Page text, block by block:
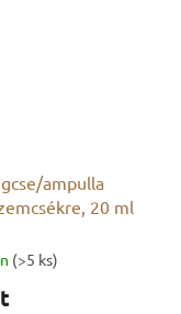
ampulla
20 ml
(>5 ks)